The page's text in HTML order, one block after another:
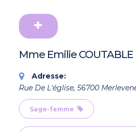
Mme Emilie COUTABLE
Adresse:
Rue De L'église, 56700
Sage-femme